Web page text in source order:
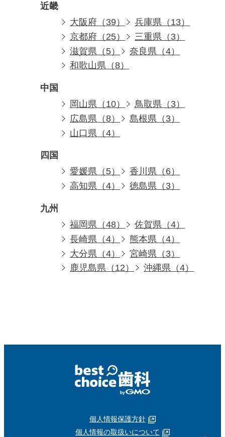
近畿
大阪府（39）
兵庫県（13）
京都府（25）
三重県（3）
滋賀県（5）
奈良県（4）
和歌山県（8）
中国
岡山県（10）
鳥取県（3）
広島県（8）
島根県（3）
山口県（4）
四国
愛媛県（5）
香川県（6）
高知県（4）
徳島県（3）
九州
福岡県（48）
佐賀県（4）
長崎県（4）
熊本県（4）
大分県（4）
宮崎県（3）
鹿児島県（12）
沖縄県（4）
個人情報保護方針
個人情報の取扱いについて